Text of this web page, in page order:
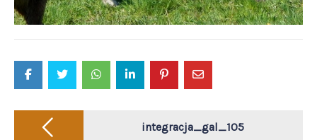
Post
navigation integracja_gal_105